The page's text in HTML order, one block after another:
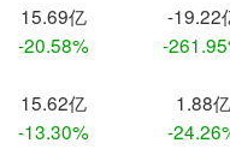
15.69亿
-20.58%
-19.22
-
15.62亿
-13.30%
1.88亿
-